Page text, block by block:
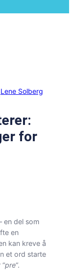
Lene Solberg
for
en del som
en
kan kreve å
et ord starte
“pre“.